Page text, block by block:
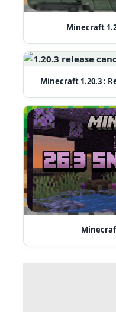
Minecraft
Minecraft 1.20.3 :